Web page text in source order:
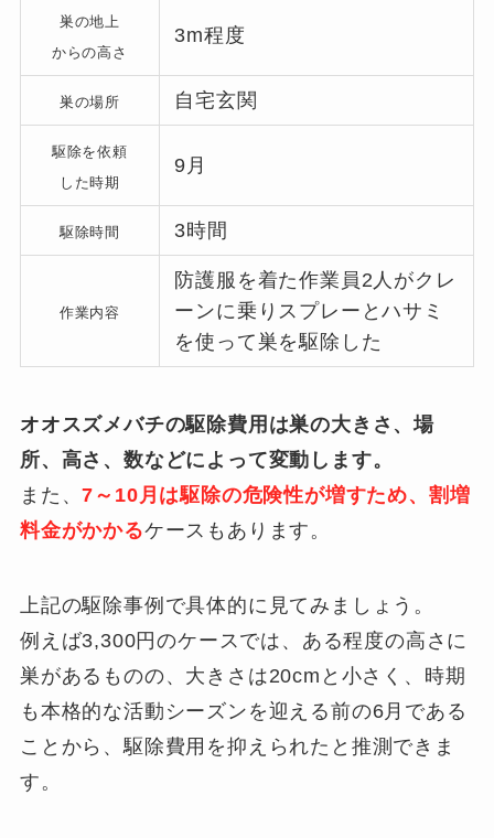
巣の地上
からの高さ
3m程度
巣の場所 自宅玄関
駆除を依頼
した時期
9月
駆除時間 3時間
作業内容
防護服を着た作業員2人がクレ
ーンに乗りスプレーとハサミ
を使って巣を駆除した
オオスズメバチの駆除費用は巣の大きさ、場
所、高さ、数などによって変動します。
また、7～10月は駆除の危険性が増すため、割増
料金がかかるケースもあります。
上記の駆除事例で具体的に見てみましょう。
例えば3,300円のケースでは、ある程度の高さに
巣があるものの、大きさは20cmと小さく、時期
も本格的な活動シーズンを迎える前の6月である
ことから、駆除費用を抑えられたと推測できま
す。